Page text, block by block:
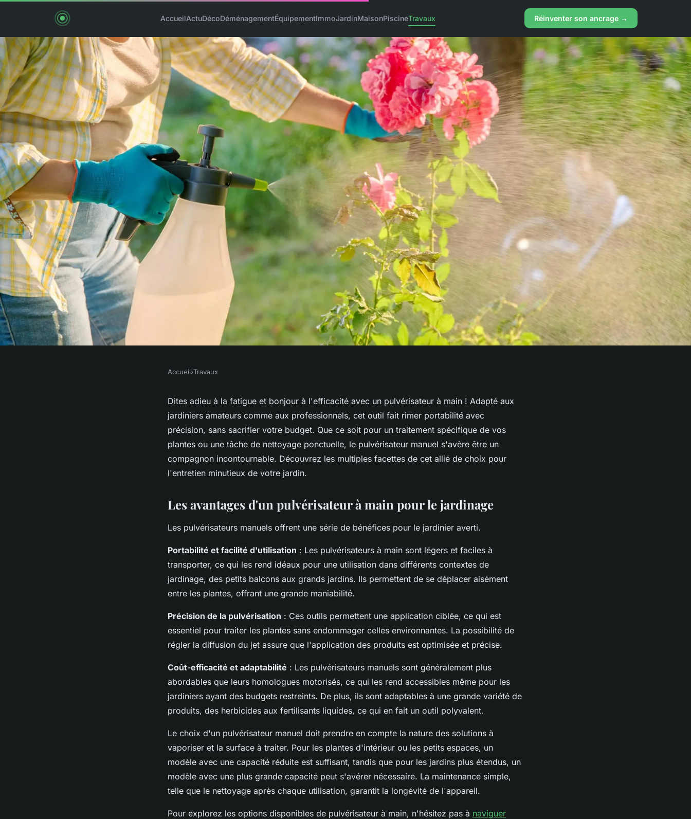
AccueilActuDécoDéménagementÉquipementImmoJardinMaisonPiscineTravaux Réinventer son ancrage →
Pourquoi opter pour un pulvérisateur
Accueil›Travaux
Dites adieu à la fatigue et bonjour à l'efficacité avec un pulvérisateur à main ! Adapté aux
jardiniers amateurs comme aux professionnels, cet outil fait rimer portabilité avec
précision, sans sacrifier votre budget. Que ce soit pour un traitement spécifique de vos
plantes ou une tâche de nettoyage ponctuelle, le pulvérisateur manuel s'avère être un
compagnon incontournable. Découvrez les multiples facettes de cet allié de choix pour
l'entretien minutieux de votre jardin.
Les avantages d'un pulvérisateur à main pour le jardinage
Les pulvérisateurs manuels offrent une série de bénéfices pour le jardinier averti.
Portabilité et facilité d'utilisation : Les pulvérisateurs à main sont légers et faciles à
transporter, ce qui les rend idéaux pour une utilisation dans différents contextes de
jardinage, des petits balcons aux grands jardins. Ils permettent de se déplacer aisément
entre les plantes, offrant une grande maniabilité.
Précision de la pulvérisation : Ces outils permettent une application ciblée, ce qui est
essentiel pour traiter les plantes sans endommager celles environnantes. La possibilité de
régler la diffusion du jet assure que l'application des produits est optimisée et précise.
Coût-efficacité et adaptabilité : Les pulvérisateurs manuels sont généralement plus
abordables que leurs homologues motorisés, ce qui les rend accessibles même pour les
jardiniers ayant des budgets restreints. De plus, ils sont adaptables à une grande variété de
produits, des herbicides aux fertilisants liquides, ce qui en fait un outil polyvalent.
Le choix d'un pulvérisateur manuel doit prendre en compte la nature des solutions à
vaporiser et la surface à traiter. Pour les plantes d'intérieur ou les petits espaces, un
modèle avec une capacité réduite est suffisant, tandis que pour les jardins plus étendus, un
modèle avec une plus grande capacité peut s'avérer nécessaire. La maintenance simple,
telle que le nettoyage après chaque utilisation, garantit la longévité de l'appareil.
Pour explorez les options disponibles de pulvérisateur à main, n'hésitez pas à naviguer